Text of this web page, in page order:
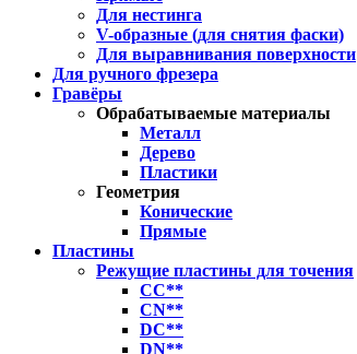
Для нестинга
V-образные (для снятия фаски)
Для выравнивания поверхности
Для ручного фрезера
Гравёры
Обрабатываемые материалы
Металл
Дерево
Пластики
Геометрия
Конические
Прямые
Пластины
Режущие пластины для точения
CC**
CN**
DC**
DN**